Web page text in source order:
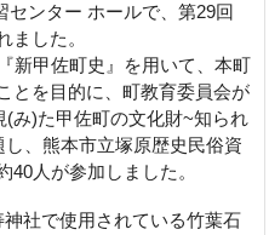
ンター ホールで、第29回
ました。
新甲佐町史』を用いて、本町
とを目的に、町教育委員会が
み)た甲佐町の文化財~知られ
、熊本市立塚原歴史民俗資
人が参加しました。
社で使用されている竹葉石